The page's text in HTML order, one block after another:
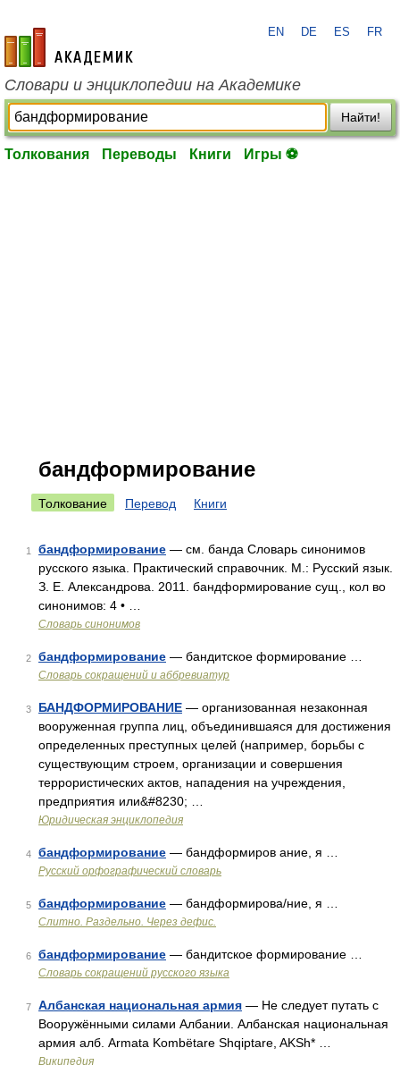
academic.ru
EN DE ES FR
Словари и энциклопедии на Академике
Найти!
Толкования Переводы Книги Игры ⚽
бандформирование
Толкование Перевод Книги
1 бандформирование — см. банда Словарь синонимов
русского языка. Практический справочник. М.: Русский язык.
З. Е. Александрова. 2011. бандформирование сущ., кол во
синонимов: 4 • …
Словарь синонимов
2 бандформирование — бандитское формирование …
Словарь сокращений и аббревиатур
3 БАНДФОРМИРОВАНИЕ — организованная незаконная
вооруженная группа лиц, объединившаяся для достижения
определенных преступных целей (например, борьбы с
существующим строем, организации и совершения
террористических актов, нападения на учреждения,
предприятия или&#8230; …
Юридическая энциклопедия
4 бандформирование — бандформиров ание, я …
Русский орфографический словарь
5 бандформирование — бандформирова/ние, я …
Слитно. Раздельно. Через дефис.
6 бандформирование — бандитское формирование …
Словарь сокращений русского языка
7 Албанская национальная армия — Не следует путать с
Вооружёнными силами Албании. Албанская национальная
армия алб. Armata Kombëtare Shqiptare, AKSh* …
Википедия